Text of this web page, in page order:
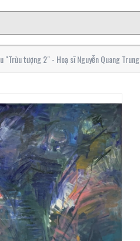
"Trừu tượng 2" - Hoạ sĩ Nguyễn Quang Trung